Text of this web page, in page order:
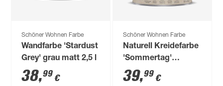
Schöner Wohnen Farbe
Wandfarbe 'Stardust
Grey' grau matt 2,5 l
38,99 €
Schöner Wohnen Farbe
Naturell Kreidefarbe
'Sommertag'
hellgelb matt 2,5 l
39,99 €